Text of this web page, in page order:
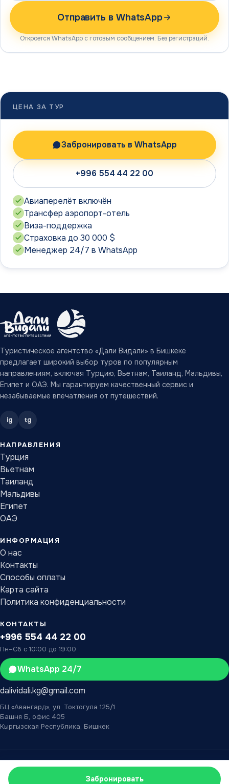
Отправить в WhatsApp
Откроется WhatsApp с готовым сообщением. Без регистраций.
ЦЕНА ЗА ТУР
Забронировать в WhatsApp
+996 554 44 22 00
Авиаперелёт включён
Трансфер аэропорт-отель
Виза-поддержка
Страховка до 30 000 $
Менеджер 24/7 в WhatsApp
Забронировать
Туристическое агентство «Дали Видали» в Бишкеке
предлагает широкий выбор туров по популярным
направлениям, включая Турцию, Вьетнам, Таиланд, Мальдивы,
Египет и ОАЭ. Мы гарантируем качественный сервис и
незабываемые впечатления от путешествий.
ig tg
НАПРАВЛЕНИЯ
Турция
Вьетнам
Таиланд
Мальдивы
Египет
ОАЭ
ИНФОРМАЦИЯ
О нас
Контакты
Способы оплаты
Карта сайта
Политика конфиденциальности
КОНТАКТЫ
+996 554 44 22 00
Пн–Сб с 10:00 до 19:00
WhatsApp 24/7
dalividali.kg@gmail.com
БЦ «Авангард», ул. Токтогула 125/1
Башня Б, офис 405
Кыргызская Республика, Бишкек
© 2026 «Дали Видали» — туристическое агентство в Бишкеке.
Карта сайта
Разработка IMS Bishkek